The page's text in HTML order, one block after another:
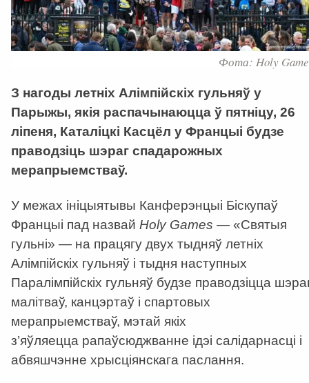
Фота: Holy
З нагоды летніх Алімпійскіх гульняў у
Парыжы, якія распачынаюцца ў пятніцу, 26
ліпеня, Каталіцкі Касцёл у Францыі будзе
праводзіць шэраг спадарожных
мерапрыемстваў.
У межах ініцыятывы Канферэнцыі Біскупаў
Францыі пад назвай Holy Games — «Святыя
гульні» — на працягу двух тыдняў летніх
Алімпійскіх гульняў і тыдня наступных
Паралімпійскіх гульняў будзе праводзіцца
малітваў, канцэртаў і спартовых
мерапрыемстваў, мэтай якіх
з’яўляецца рапаўсюджванне ідэі салідарнасці і
абвяшчэнне хрысціянскага паслання.